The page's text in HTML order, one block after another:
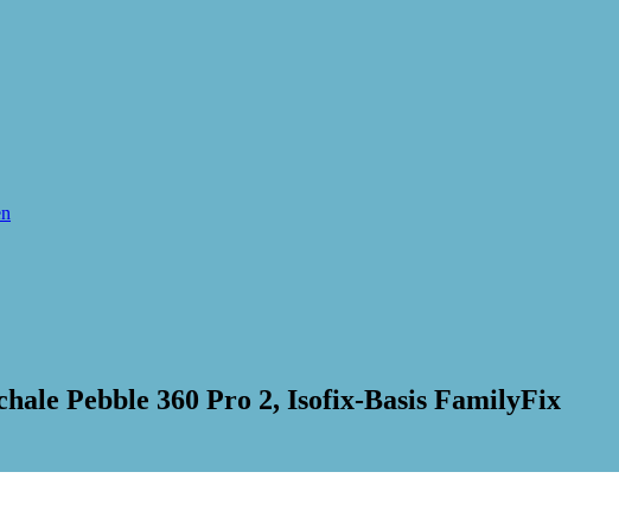
Pebble 360 Pro 2, Isofix-Basis FamilyFix